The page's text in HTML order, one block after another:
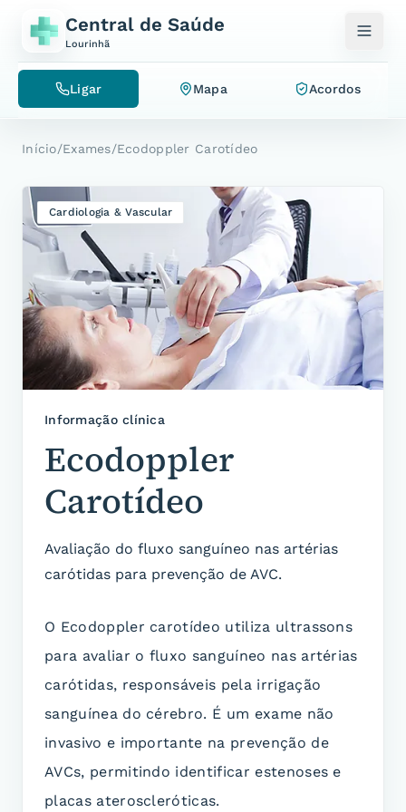
Central de Saúde
Lourinhã
Ligar Mapa Acordos
Início/Exames/Ecodoppler Carotídeo
Cardiologia & Vascular
Informação clínica
Ecodoppler
Carotídeo
Avaliação do fluxo sanguíneo nas artérias
carótidas para prevenção de AVC.
O Ecodoppler carotídeo utiliza ultrassons
para avaliar o fluxo sanguíneo nas artérias
carótidas, responsáveis pela irrigação
sanguínea do cérebro. É um exame não
invasivo e importante na prevenção de
AVCs, permitindo identificar estenoses e
placas ateroscleróticas.